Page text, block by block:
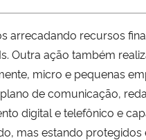
arrecadando recursos
Outra ação também
micro e pequenas
de comunicação,
digital e telefônico e
mas estando protegidos